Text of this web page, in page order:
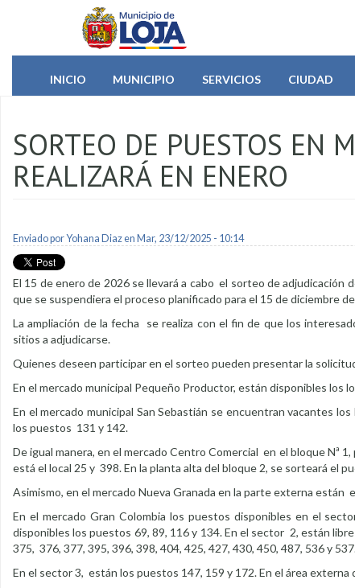
Pasar al contenido principal
INICIO
MUNICIPIO SERVICIOS CIUDAD
SORTEO DE PUESTOS EN
REALIZARÁ EN ENERO
Enviado porYohana Diazen Mar, 23/12/2025 - 10:14
El 15 de enero de 2026 se llevará a cabo el sorteo de
que se suspendiera el proceso planificado para el 15 de diciembre
La ampliación de la fecha se realiza con el fin de que los
sitios a adjudicarse.
Quienes deseen participar en el sorteo pueden presentar la
En el mercado municipal Pequeño Productor, están disponibles los
En el mercado municipal San Sebastián se encuentran vacantes
los puestos 131 y 142.
De igual manera, en el mercado Centro Comercial en el bloque Nª
está el local 25 y 398. En la planta alta del bloque 2, se sorteará el
Asimismo, en el mercado Nueva Granada en la parte externa están
En el mercado Gran Colombia los puestos disponibles en el
disponibles los puestos 69, 89, 116 y 134. En el sector 2, están
375, 376, 377, 395, 396, 398, 404, 425, 427, 430, 450, 487, 536 y
En el sector 3, están los puestos 147, 159 y 172. En el área